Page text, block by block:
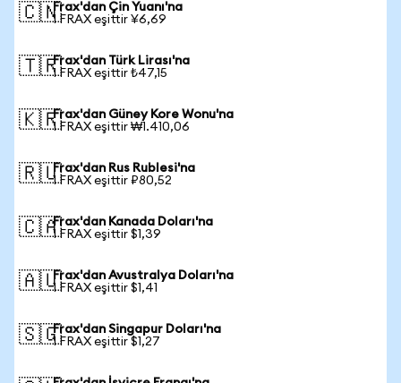
🇨🇳Frax'dan Çin Yuanı'na
1 FRAX eşittir ¥6,69
🇹🇷Frax'dan Türk Lirası'na
1 FRAX eşittir ₺47,15
🇰🇷Frax'dan Güney Kore Wonu'na
1 FRAX eşittir ₩1.410,06
🇷🇺Frax'dan Rus Rublesi'na
1 FRAX eşittir ₽80,52
🇨🇦Frax'dan Kanada Doları'na
1 FRAX eşittir $1,39
🇦🇺Frax'dan Avustralya Doları'na
1 FRAX eşittir $1,41
🇸🇬Frax'dan Singapur Doları'na
1 FRAX eşittir $1,27